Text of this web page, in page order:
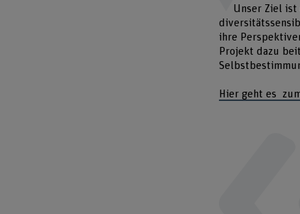
Unser Ziel
ihre
Projekt dazu
Hier geht es